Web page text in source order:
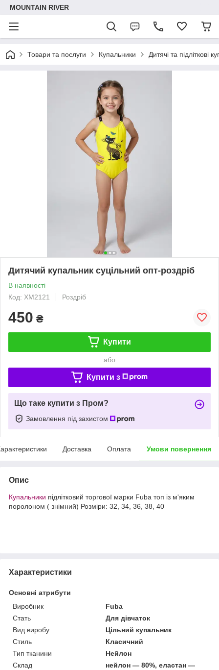
MOUNTAIN RIVER
Товари та послуги Купальники Дитячі та підліткові
Дитячий купальник суцільний опт-роздріб
В наявності
Код: ХМ2121
Роздріб
450 ₴
Купити
або
Купити з
Що таке купити з Пром?
Замовлення під захистом
Доставка Оплата Умови повернення
Опис
Купальники підлітковий торгової марки Fuba топ із м'яким
поролоном ( знімний) Розміри: 32, 34, 36, 38, 40
Характеристики
Основні атрибути
Виробник
Fuba
Стать
Для дівчаток
Вид виробу
Цільний купальник
Стиль
Класичний
Тип тканини
Нейлон
Склад
нейлон — 80%, еластан —